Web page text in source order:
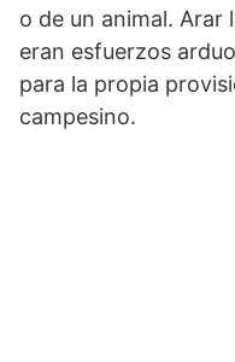
o de un animal. Arar
eran esfuerzos
para la propia
campesino.